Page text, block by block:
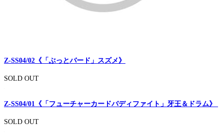
Z-SS04/02《「ぶっとバード」スズメ》
SOLD OUT
Z-SS04/01《「フューチャーカードバディファイト」牙王＆ドラム》
SOLD OUT